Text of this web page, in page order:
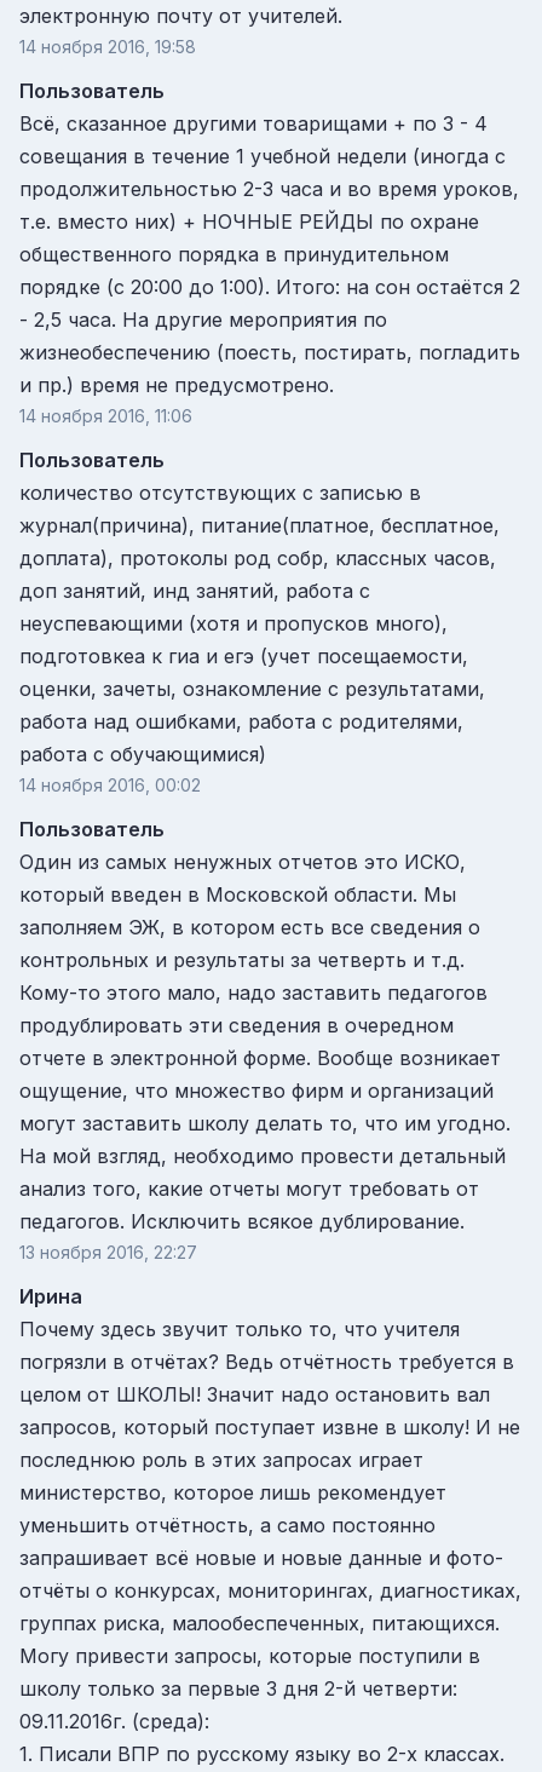
электронную почту от учителей.
14 ноября 2016, 19:58
Пользователь
Всё, сказанное другими товарищами + по 3 - 4
совещания в течение 1 учебной недели (иногда с
продолжительностью 2-3 часа и во время уроков,
т.е. вместо них) + НОЧНЫЕ РЕЙДЫ по охране
общественного порядка в принудительном
порядке (с 20:00 до 1:00). Итого: на сон остаётся 2
- 2,5 часа. На другие мероприятия по
жизнеобеспечению (поесть, постирать, погладить
и пр.) время не предусмотрено.
14 ноября 2016, 11:06
Пользователь
количество отсутствующих с записью в
журнал(причина), питание(платное, бесплатное,
доплата), протоколы род собр, классных часов,
доп занятий, инд занятий, работа с
неуспевающими (хотя и пропусков много),
подготовкеа к гиа и егэ (учет посещаемости,
оценки, зачеты, ознакомление с результатами,
работа над ошибками, работа с родителями,
работа с обучающимися)
14 ноября 2016, 00:02
Пользователь
Один из самых ненужных отчетов это ИСКО,
который введен в Московской области. Мы
заполняем ЭЖ, в котором есть все сведения о
контрольных и результаты за четверть и т.д.
Кому-то этого мало, надо заставить педагогов
продублировать эти сведения в очередном
отчете в электронной форме. Вообще возникает
ощущение, что множество фирм и организаций
могут заставить школу делать то, что им угодно.
На мой взгляд, необходимо провести детальный
анализ того, какие отчеты могут требовать от
педагогов. Исключить всякое дублирование.
13 ноября 2016, 22:27
Ирина
Почему здесь звучит только то, что учителя
погрязли в отчётах? Ведь отчётность требуется в
целом от ШКОЛЫ! Значит надо остановить вал
запросов, который поступает извне в школу! И не
последнюю роль в этих запросах играет
министерство, которое лишь рекомендует
уменьшить отчётность, а само постоянно
запрашивает всё новые и новые данные и фото-
отчёты о конкурсах, мониторингах, диагностиках,
группах риска, малообеспеченных, питающихся.
Могу привести запросы, которые поступили в
школу только за первые 3 дня 2-й четверти:
09.11.2016г. (среда):
1. Писали ВПР по русскому языку во 2-х классах.